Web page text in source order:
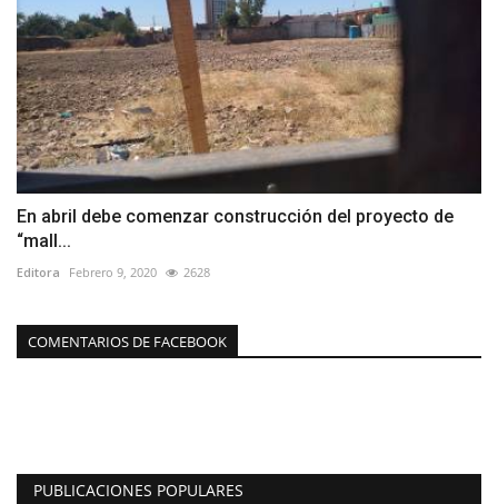
En abril debe comenzar construcción del proyecto de
“mall...
Editora Febrero 9, 2020 2628
COMENTARIOS DE FACEBOOK
PUBLICACIONES POPULARES